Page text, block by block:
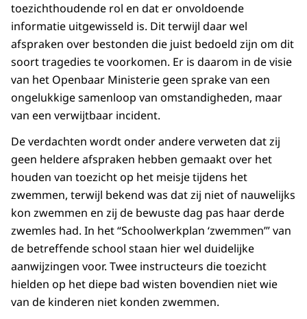
toezichthoudende rol en dat er onvoldoende
informatie uitgewisseld is. Dit terwijl daar wel
afspraken over bestonden die juist bedoeld zijn om dit
soort tragedies te voorkomen. Er is daarom in de visie
van het Openbaar Ministerie geen sprake van een
ongelukkige samenloop van omstandigheden, maar
van een verwijtbaar incident.
De verdachten wordt onder andere verweten dat zij
geen heldere afspraken hebben gemaakt over het
houden van toezicht op het meisje tijdens het
zwemmen, terwijl bekend was dat zij niet of nauwelijks
kon zwemmen en zij de bewuste dag pas haar derde
zwemles had. In het “Schoolwerkplan ‘zwemmen’” van
de betreffende school staan hier wel duidelijke
aanwijzingen voor. Twee instructeurs die toezicht
hielden op het diepe bad wisten bovendien niet wie
van de kinderen niet konden zwemmen.